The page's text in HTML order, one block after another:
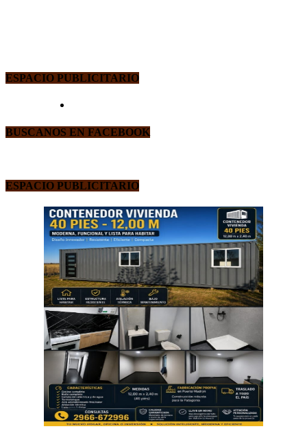
ESPACIO PUBLICITARIO
BUSCANOS EN FACEBOOK
ESPACIO PUBLICITARIO